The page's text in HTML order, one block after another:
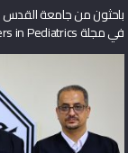
باحثون من جامعة القدس
في مجلة Frontiers in Pediatrics